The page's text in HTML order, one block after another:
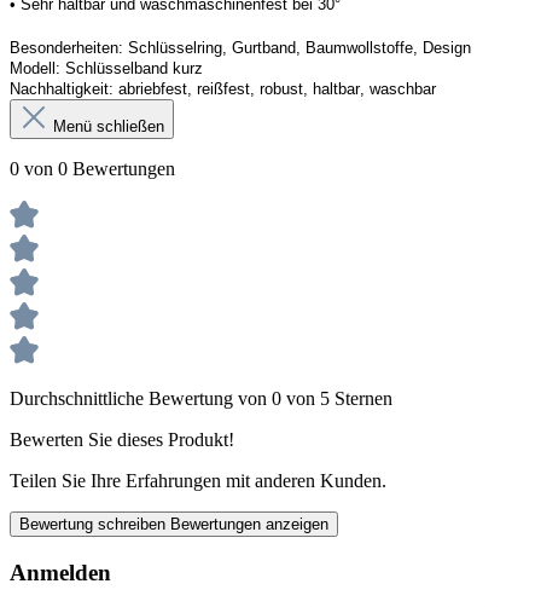
• Sehr haltbar und waschmaschinenfest bei 30°
Besonderheiten: Schlüsselring, Gurtband, Baumwollstoffe, Design
Modell: Schlüsselband kurz
Nachhaltigkeit: abriebfest, reißfest, robust, haltbar, waschbar
Menü schließen
0 von 0 Bewertungen
Durchschnittliche Bewertung von 0 von 5 Sternen
Bewerten Sie dieses Produkt!
Teilen Sie Ihre Erfahrungen mit anderen Kunden.
Bewertung schreiben Bewertungen anzeigen
Anmelden